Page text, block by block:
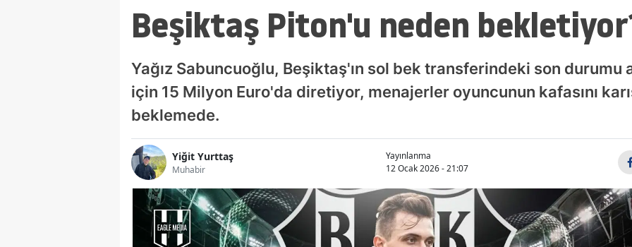
Beşiktaş Piton'u neden
Yağız Sabuncuoğlu, Beşiktaş'ın sol bek transferindeki son durumu
için 15 Milyon Euro'da diretiyor, menajerler oyuncunun kafasını
beklemede.
Yiğit Yurttaş
Muhabir
Yayınlanma
12 Ocak 2026 - 21:07